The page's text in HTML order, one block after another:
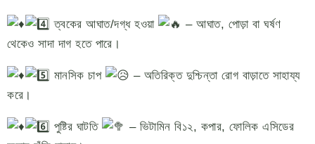
ত্বকের আঘাত/দগ্ধ হওয়া
– আঘাত, পোড়া বা ঘর্ষণ
থেকেও সাদা দাগ হতে পারে।
মানসিক চাপ
– অতিরিক্ত দুশ্চিন্তা রোগ বাড়াতে সাহায্য
করে।
পুষ্টির ঘাটতি
– ভিটামিন বি১২, কপার, ফোলিক এসিডের